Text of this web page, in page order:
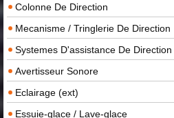
Colonne De Direction
Mecanisme / Tringlerie De Direction
Systemes D'assistance De Direction
Avertisseur Sonore
Eclairage (ext)
Essuie-glace / Lave-glace